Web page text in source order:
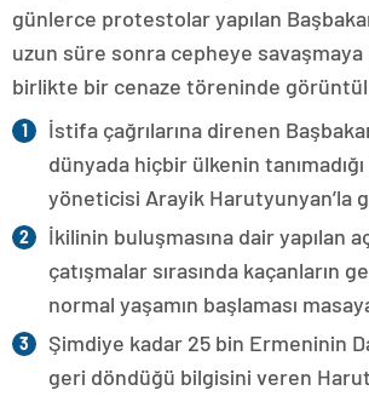
günlerce protestolar yapılan
uzun süre sonra cepheye
birlikte bir cenaze töreninde
İstifa çağrılarına direnen
dünyada hiçbir ülkenin tanımadığı
yöneticisi Arayik Harutyunyan’la
İkilinin buluşmasına dair yapılan
çatışmalar sırasında kaçanların
normal yaşamın başlaması masaya
Şimdiye kadar 25 bin Ermeninin
geri döndüğü bilgisini veren